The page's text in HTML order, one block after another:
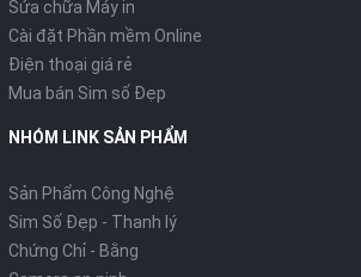
Mua bán Laptop/PC
Sữa chữa Laptop/PC
Sửa chữa Máy in
Cài đặt Phần mềm Online
Mua bán Sim số Đẹp
NHÓM LINK SẢN PHẨM